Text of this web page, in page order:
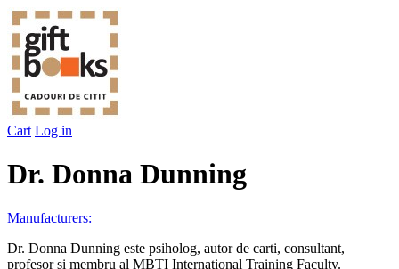
Cart Log in
Dr. Donna Dunning
Manufacturers:
Dr. Donna Dunning este psiholog, autor de carti, consultant,
profesor si membru al MBTI International Training Faculty.